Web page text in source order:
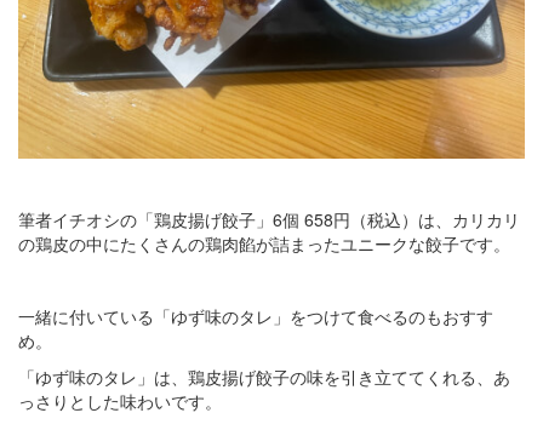
筆者イチオシの「鶏皮揚げ餃子」6個 658円（税込）は、カリカリ
の鶏皮の中にたくさんの鶏肉餡が詰まったユニークな餃子です。
一緒に付いている「ゆず味のタレ」をつけて食べるのもおすす
め。
「ゆず味のタレ」は、鶏皮揚げ餃子の味を引き立ててくれる、あ
っさりとした味わいです。